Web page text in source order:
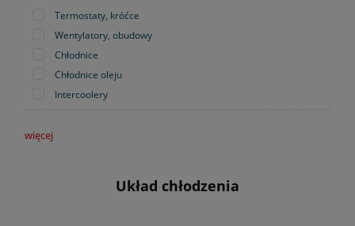
Termostaty, króćce
Wentylatory, obudowy
Chłodnice
Chłodnice oleju
Intercoolery
więcej
Układ chłodzenia